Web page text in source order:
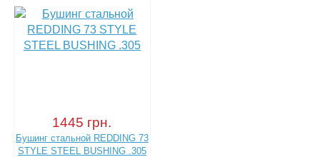
1445 грн.
Бушинг стальной REDDING 73
STYLE STEEL BUSHING .305